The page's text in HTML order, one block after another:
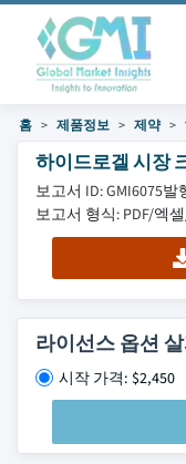
홈 제품정보 제약
하이드로겔 시장
보고서 ID: GMI6075발
보고서 형식: PDF/엑
라이선스 옵션
시작 가격: $2,450